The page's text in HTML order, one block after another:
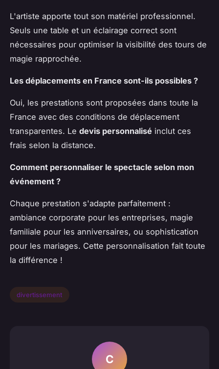
L'artiste apporte tout son matériel professionnel.
Seuls une table et un éclairage correct sont
nécessaires pour optimiser la visibilité des tours de
magie rapprochée.
Les déplacements en France sont-ils possibles ?
Oui, les prestations sont proposées dans toute la
France avec des conditions de déplacement
transparentes. Le devis personnalisé inclut ces
frais selon la distance.
Comment personnaliser le spectacle selon mon
événement ?
Chaque prestation s'adapte parfaitement :
ambiance corporate pour les entreprises, magie
familiale pour les anniversaires, ou sophistication
pour les mariages. Cette personnalisation fait toute
la différence !
divertissement
C